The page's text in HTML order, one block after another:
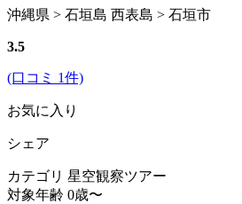
沖縄県 > 石垣島 西表島 > 石垣市
3.5
(口コミ 1件)
お気に入り
シェア
カテゴリ 星空観察ツアー
対象年齢 0歳〜